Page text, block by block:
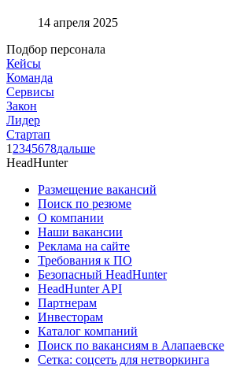
14 апреля 2025
Подбор персонала
Кейсы
Команда
Сервисы
Закон
Лидер
Стартап
1 2345678дальше
HeadHunter
Размещение вакансий
Поиск по резюме
О компании
Наши вакансии
Реклама на сайте
Требования к ПО
Безопасный HeadHunter
HeadHunter API
Партнерам
Инвесторам
Каталог компаний
Поиск по вакансиям в Алапаевске
Сетка: соцсеть для нетворкинга